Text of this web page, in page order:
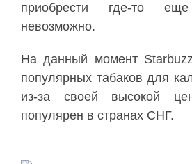
приобрести где-то
невозможно.
На данный момент
популярных табаков для
из-за своей высокой
популярен в странах СНГ.